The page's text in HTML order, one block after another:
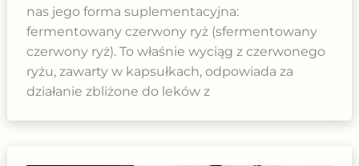
nas jego forma suplementacyjna:
fermentowany czerwony ryż (sfermentowany
czerwony ryż). To właśnie wyciąg z czerwonego
ryżu, zawarty w kapsułkach, odpowiada za
działanie zbliżone do leków z